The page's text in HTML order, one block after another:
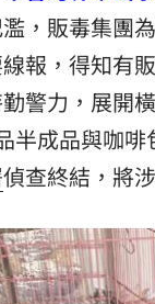
，販毒集團
報，得知有
警力，展開
半成品與咖
偵查終結，將